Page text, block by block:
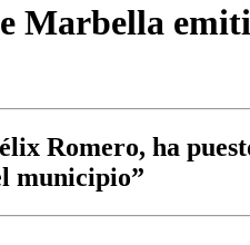
Marbella
Romero, ha
municipio”